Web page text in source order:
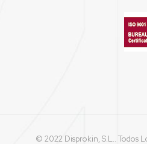
© 2022 Disprokin, S.L.. Todos